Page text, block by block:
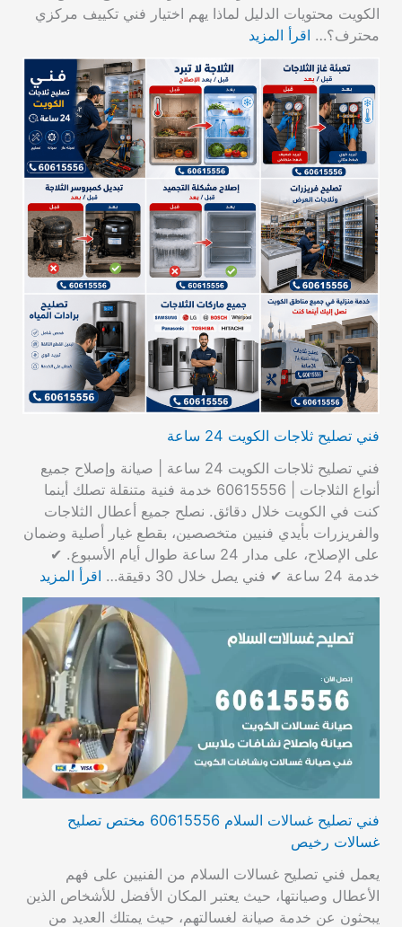
الكويت محتويات الدليل لماذا يهم اختيار فني تكييف مركزي
محترف؟… اقرأ المزيد
فني تصليح ثلاجات الكويت 24 ساعة
فني تصليح ثلاجات الكويت 24 ساعة | صيانة وإصلاح جميع
أنواع الثلاجات | 60615556 خدمة فنية متنقلة تصلك أينما
كنت في الكويت خلال دقائق. نصلح جميع أعطال الثلاجات
والفريزرات بأيدي فنيين متخصصين، بقطع غيار أصلية وضمان
على الإصلاح، على مدار 24 ساعة طوال أيام الأسبوع. ✔
خدمة 24 ساعة ✔ فني يصل خلال 30 دقيقة…
اقرأ المزيد
فني تصليح غسالات السلام 60615556 مختص تصليح
غسالات رخيص
يعمل فني تصليح غسالات السلام من الفنيين على فهم
الأعطال وصيانتها، حيث يعتبر المكان الأفضل للأشخاص الذين
يبحثون عن خدمة صيانة لغسالتهم، حيث يمتلك العديد من